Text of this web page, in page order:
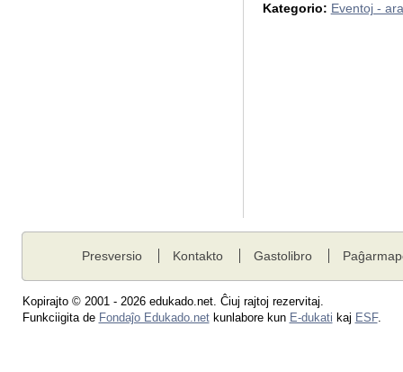
Kategorio: Eventoj -
Presversio Kontakto Gastolibro
Kopirajto © 2001 - 2026 edukado.net. Ĉiuj rajtoj rezervitaj.
Funkciigita de Fondaĵo Edukado.netkunlabore kun E-dukati kaj ESF.